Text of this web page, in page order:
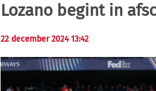
Lozano begint in
22 december 2024 13:42